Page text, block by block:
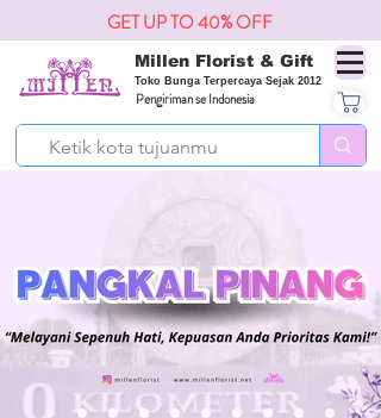
Millen Florist & Gift
Toko Bunga Terpercaya Sejak 2012
Pengiriman se Indonesia
GET UP TO 40% OFF